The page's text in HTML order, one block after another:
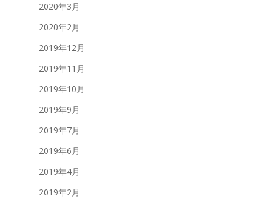
2020年3月
2020年2月
2019年12月
2019年11月
2019年10月
2019年9月
2019年7月
2019年6月
2019年4月
2019年2月